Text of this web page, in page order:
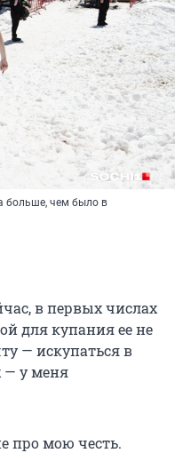
больше, чем было в
в первых числах
для купания ее не
— искупаться в
— у меня
про мою честь.